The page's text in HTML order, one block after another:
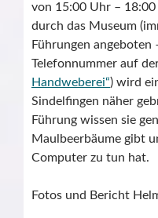
von 15:00 Uhr –
durch das Museum
Führungen angeboten
Telefonnummer auf
Handweberei“) wird
Sindelfingen näher
Führung wissen sie
Maulbeerbäume gibt
Computer zu tun hat.
Fotos und Bericht